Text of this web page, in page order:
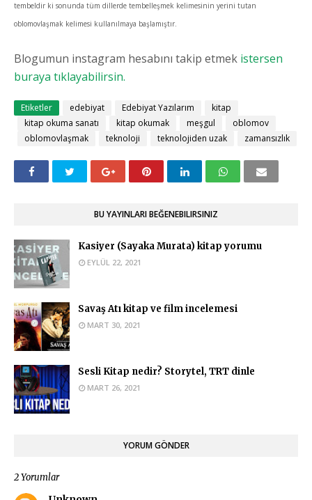
tembeldir ki sonunda tüm dillerde tembelleşmek kelimesinin yerini tutan
oblomovlaşmak kelimesi kullanılmaya başlamıştır.
Blogumun instagram hesabını takip etmek istersen
buraya tıklayabilirsin.
Etiketler edebiyat Edebiyat Yazılarım
kitap
kitap okuma sanatı
kitap okumak meşgul
oblomov
oblomovlaşmak
teknoloji teknolojiden uzak zamansızlık
BU YAYINLARI BEĞENEBILIRSINIZ
Kasiyer (Sayaka Murata) kitap yorumu
EYLÜL 22, 2021
Savaş Atı kitap ve film incelemesi
MART 30, 2021
Sesli Kitap nedir? Storytel, TRT dinle
MART 26, 2021
YORUM GÖNDER
2 Yorumlar